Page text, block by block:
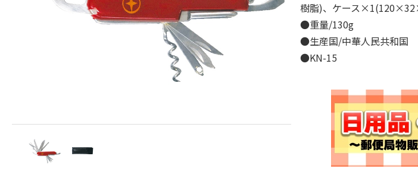
樹脂)、ケース
●重量/130g
●生産国/中華人民共和国
●KN-15